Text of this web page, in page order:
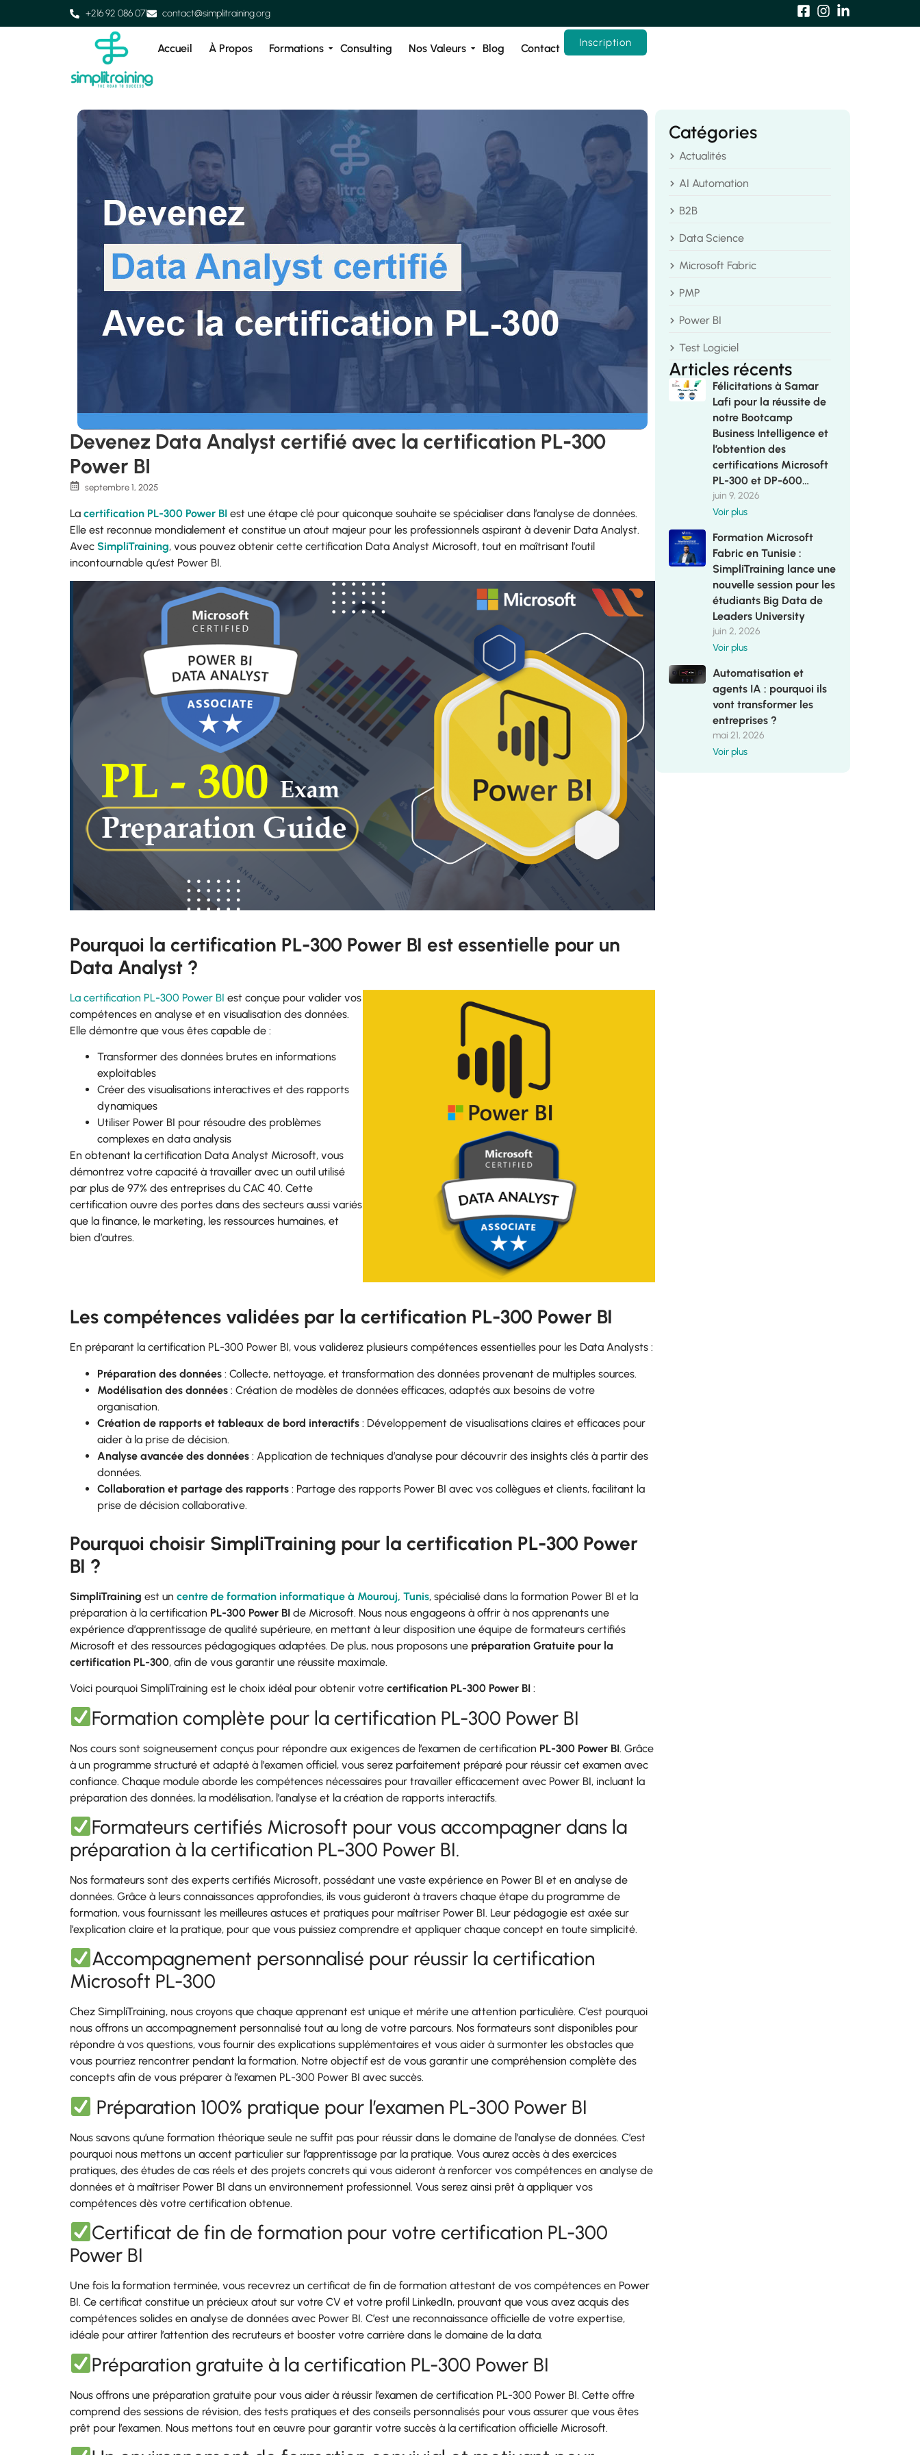
+216 92 086 071 contact@simplitraining.org
Accueil À Propos Formations Consulting Nos Valeurs Blog Contact Inscription
Devenez Data Analyst certifié avec la certification PL-300
Power BI
septembre 1, 2025
La certification PL-300 Power BI est une étape clé pour quiconque souhaite se spécialiser dans l’analyse de données.
Elle est reconnue mondialement et constitue un atout majeur pour les professionnels aspirant à devenir Data Analyst.
Avec SimpliTraining, vous pouvez obtenir cette certification Data Analyst Microsoft, tout en maîtrisant l’outil
incontournable qu’est Power BI.
Pourquoi la certification PL-300 Power BI est essentielle pour un
Data Analyst ?
La certification PL-300 Power BI est conçue pour valider vos
compétences en analyse et en visualisation des données.
Elle démontre que vous êtes capable de :
Transformer des données brutes en informations
exploitables
Créer des visualisations interactives et des rapports
dynamiques
Utiliser Power BI pour résoudre des problèmes
complexes en data analysis
En obtenant la certification Data Analyst Microsoft, vous
démontrez votre capacité à travailler avec un outil utilisé
par plus de 97% des entreprises du CAC 40. Cette
certification ouvre des portes dans des secteurs aussi variés
que la finance, le marketing, les ressources humaines, et
bien d’autres.
Les compétences validées par la certification PL-300 Power BI
En préparant la certification PL-300 Power BI, vous validerez plusieurs compétences essentielles pour les Data Analysts :
Préparation des données : Collecte, nettoyage, et transformation des données provenant de multiples sources.
Modélisation des données : Création de modèles de données efficaces, adaptés aux besoins de votre
organisation.
Création de rapports et tableaux de bord interactifs : Développement de visualisations claires et efficaces pour
aider à la prise de décision.
Analyse avancée des données : Application de techniques d’analyse pour découvrir des insights clés à partir des
données.
Collaboration et partage des rapports : Partage des rapports Power BI avec vos collègues et clients, facilitant la
prise de décision collaborative.
Pourquoi choisir SimpliTraining pour la certification PL-300 Power
BI ?
SimpliTraining est un centre de formation informatique à Mourouj, Tunis, spécialisé dans la formation Power BI et la
préparation à la certification PL-300 Power BI de Microsoft. Nous nous engageons à offrir à nos apprenants une
expérience d’apprentissage de qualité supérieure, en mettant à leur disposition une équipe de formateurs certifiés
Microsoft et des ressources pédagogiques adaptées. De plus, nous proposons une préparation Gratuite pour la
certification PL-300, afin de vous garantir une réussite maximale.
Voici pourquoi SimpliTraining est le choix idéal pour obtenir votre certification PL-300 Power BI :
Formation complète pour la certification PL-300 Power BI
Nos cours sont soigneusement conçus pour répondre aux exigences de l’examen de certification PL-300 Power BI. Grâce
à un programme structuré et adapté à l’examen officiel, vous serez parfaitement préparé pour réussir cet examen avec
confiance. Chaque module aborde les compétences nécessaires pour travailler efficacement avec Power BI, incluant la
préparation des données, la modélisation, l’analyse et la création de rapports interactifs.
Formateurs certifiés Microsoft pour vous accompagner dans la
préparation à la certification PL-300 Power BI.
Nos formateurs sont des experts certifiés Microsoft, possédant une vaste expérience en Power BI et en analyse de
données. Grâce à leurs connaissances approfondies, ils vous guideront à travers chaque étape du programme de
formation, vous fournissant les meilleures astuces et pratiques pour maîtriser Power BI. Leur pédagogie est axée sur
l’explication claire et la pratique, pour que vous puissiez comprendre et appliquer chaque concept en toute simplicité.
Accompagnement personnalisé pour réussir la certification
Microsoft PL-300
Chez SimpliTraining, nous croyons que chaque apprenant est unique et mérite une attention particulière. C’est pourquoi
nous offrons un accompagnement personnalisé tout au long de votre parcours. Nos formateurs sont disponibles pour
répondre à vos questions, vous fournir des explications supplémentaires et vous aider à surmonter les obstacles que
vous pourriez rencontrer pendant la formation. Notre objectif est de vous garantir une compréhension complète des
concepts afin de vous préparer à l’examen PL-300 Power BI avec succès.
Préparation 100% pratique pour l’examen PL-300 Power BI
Nous savons qu’une formation théorique seule ne suffit pas pour réussir dans le domaine de l’analyse de données. C’est
pourquoi nous mettons un accent particulier sur l’apprentissage par la pratique. Vous aurez accès à des exercices
pratiques, des études de cas réels et des projets concrets qui vous aideront à renforcer vos compétences en analyse de
données et à maîtriser Power BI dans un environnement professionnel. Vous serez ainsi prêt à appliquer vos
compétences dès votre certification obtenue.
Certificat de fin de formation pour votre certification PL-300
Power BI
Une fois la formation terminée, vous recevrez un certificat de fin de formation attestant de vos compétences en Power
BI. Ce certificat constitue un précieux atout sur votre CV et votre profil LinkedIn, prouvant que vous avez acquis des
compétences solides en analyse de données avec Power BI. C’est une reconnaissance officielle de votre expertise,
idéale pour attirer l’attention des recruteurs et booster votre carrière dans le domaine de la data.
Préparation gratuite à la certification PL-300 Power BI
Nous offrons une préparation gratuite pour vous aider à réussir l’examen de certification PL-300 Power BI. Cette offre
comprend des sessions de révision, des tests pratiques et des conseils personnalisés pour vous assurer que vous êtes
prêt pour l’examen. Nous mettons tout en œuvre pour garantir votre succès à la certification officielle Microsoft.
Catégories
Actualités
AI Automation
B2B
Data Science
Microsoft Fabric
PMP
Power BI
Test Logiciel
Articles récents
Félicitations à Samar
Lafi pour la réussite de
notre Bootcamp
Business Intelligence et
l’obtention des
certifications Microsoft
PL-300 et DP-600…
juin 9, 2026
Voir plus
Formation Microsoft
Fabric en Tunisie :
SimpliTraining lance une
nouvelle session pour les
étudiants Big Data de
Leaders University
juin 2, 2026
Voir plus
Automatisation et
agents IA : pourquoi ils
vont transformer les
entreprises ?
mai 21, 2026
Voir plus